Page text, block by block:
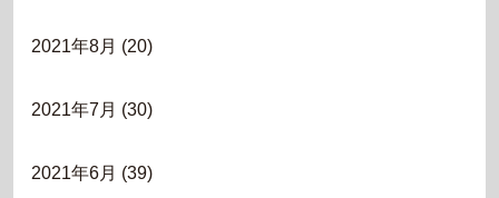
2021年8月 (20)
2021年7月 (30)
2021年6月 (39)